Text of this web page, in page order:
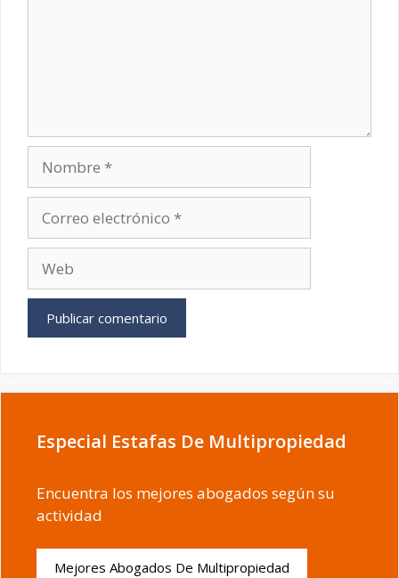
electrónico
Especial Estafas De Multipropiedad
Encuentra los mejores abogados según su
actividad
Mejores Abogados De Multipropiedad